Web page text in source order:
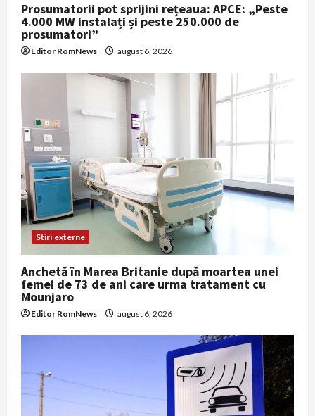
Prosumatorii pot sprijini rețeaua: APCE: „Peste
4.000 MW instalați și peste 250.000 de
prosumatori”
Editor RomNews august 6, 2026
Stiri externe
Anchetă în Marea Britanie după moartea unei
femei de 73 de ani care urma tratament cu
Mounjaro
Editor RomNews august 6, 2026